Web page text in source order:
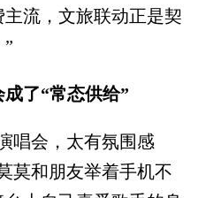
流，文旅联动正是契
了“常态供给”
会，太有氛围感
莫和朋友举着手机不